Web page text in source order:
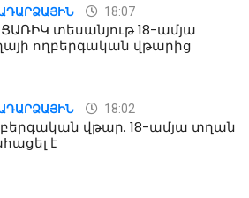
18:07
տեսանյութ 18-ամյա
ողբերգական վթարից
18:02
վթար. 18-ամյա տղան
է